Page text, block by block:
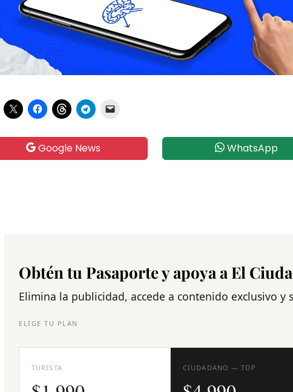
Google News WhatsApp
Obtén tu Pasaporte y apoya a El
Elimina la publicidad, accede a contenido exclusivo y
ELIGE TU PLAN
TURISTA CIUDADANO — TOP